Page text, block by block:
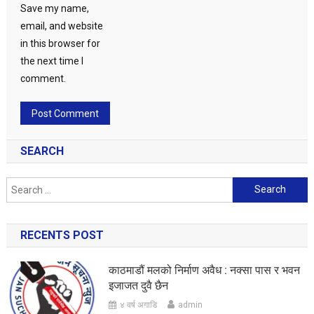
Save my name,
email, and website
in this browser for
the next time I
comment.
SEARCH
Search
for:
RECENTS POST
काठमाडौं मलको निर्माण अवैध : नक्सा पास र भवन
इजाजत दुवै छैन
४ वर्ष अगाडि admin